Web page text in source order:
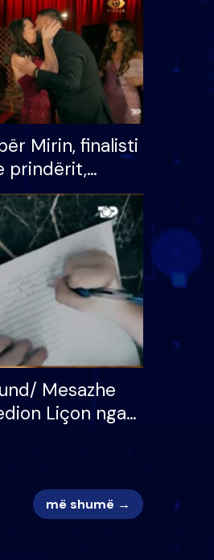
Mirin, finalisti
prindërit,
letër divorci
Mesazhe
Liçon nga
më shumë →